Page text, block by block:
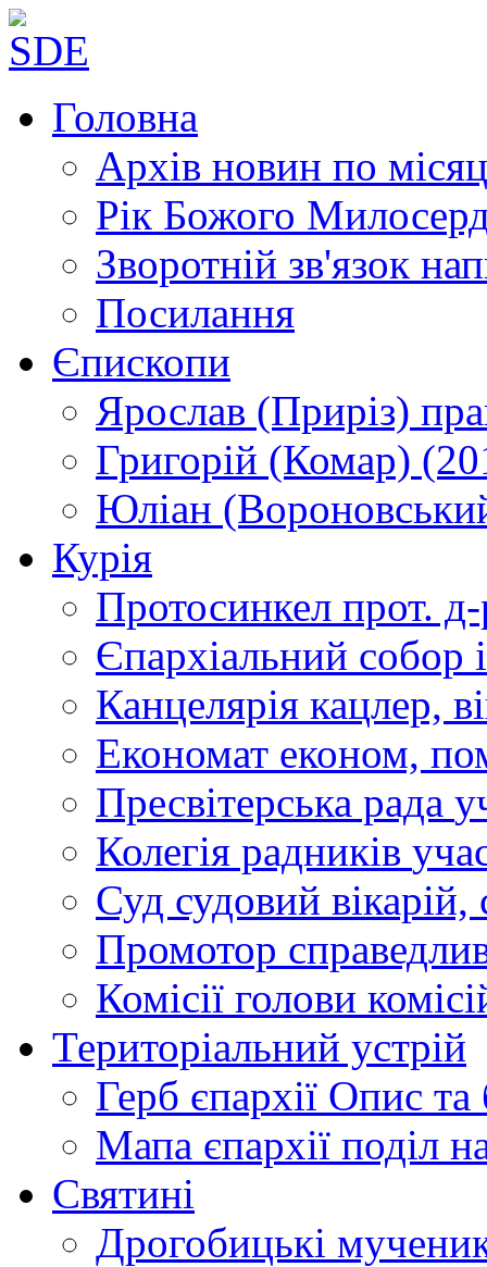
Головна
Архів новин по
Рік Божого
Зворотній зв'язок
Посилання
Єпископи
Ярослав (Приріз)
Григорій (Комар)
Юліан
Курія
Протосинкел прот.
Єпархіальний собор
Канцелярія кацлер,
Економат економ,
Пресвітерська рада
Колегія радників
Суд судовий вікарій,
Промотор
Комісії голови
Територіальний устрій
Герб єпархії Опис та
Мапа єпархії поділ
Святині
Дрогобицькі